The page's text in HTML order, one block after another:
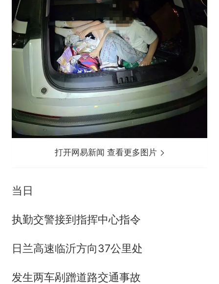
打开网易新闻 查看更多图片
当日
执勤交警接到指挥中心指令
日兰高速临沂方向37公里处
发生两车剐蹭道路交通事故